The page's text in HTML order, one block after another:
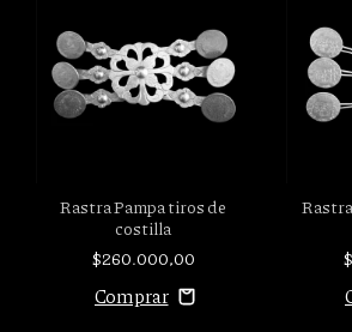
Rastra Pampa tiros de
costilla
$260.000,00